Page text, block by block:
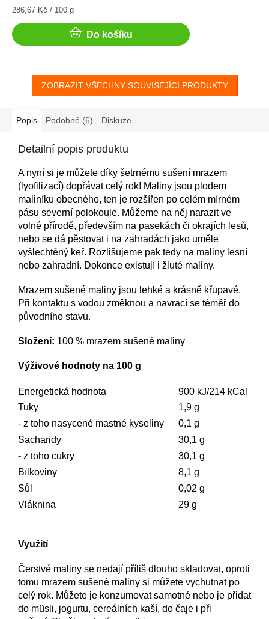
Měrná
286,67 Kč / 100 g
Do košíku
ZOBRAZIT VŠECHNY SOUVISEJÍCÍ PRODUKTY
Popis Podobné (6) Diskuze
Detailní popis produktu
A nyní si je můžete díky šetrnému sušení mrazem
(lyofilizací) dopřávat celý rok! Maliny jsou plodem
maliníku obecného, ten je rozšířen po celém mírném
pásu severní polokoule. Můžeme na něj narazit ve
volné přírodě, především na pasekách či okrajích lesů,
nebo se dá pěstovat i na zahradách jako uměle
vyšlechtěný keř. Rozlišujeme pak tedy na maliny lesní
nebo zahradní. Dokonce existují i žluté maliny.
Mrazem sušené maliny jsou lehké a krásně křupavé.
Při kontaktu s vodou změknou a navrací se téměř do
původního stavu.
Složení: 100 % mrazem sušené maliny
Výživové hodnoty na 100 g
Energetická hodnota
900 kJ/214 kCal
Tuky
1,9 g
- z toho nasycené mastné kyseliny
0,1 g
Sacharidy
30,1 g
- z toho cukry
30,1 g
Bílkoviny
8,1 g
Sůl
0,02 g
Vláknina
29 g
Využití
Čerstvé maliny se nedají příliš dlouho skladovat, oproti
tomu mrazem sušené maliny si můžete vychutnat po
celý rok. Můžete je konzumovat samotné nebo je přidat
do müsli, jogurtu, cereálních kaší, do čaje i při